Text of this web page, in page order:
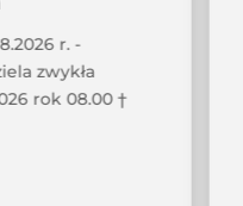
r. -
zwykła
rok 08.00 †